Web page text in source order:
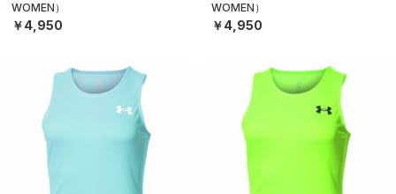
WOMEN）
￥4,950
WOMEN）
￥4,950